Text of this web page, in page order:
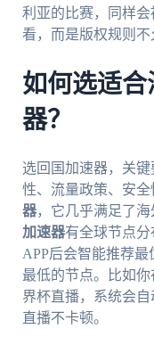
利亚的比赛，同样
看，而是版权规则不
如何选适
器？
选回国加速器，关
性、流量政策、安
器，它几乎满足了海
加速器有全球节点
APP后会智能推荐
最低的节点。比如
界杯直播，系统会
直播不卡顿。